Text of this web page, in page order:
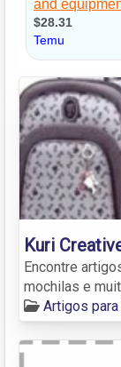
Kuri
Encontre
mochilas e
Artigos